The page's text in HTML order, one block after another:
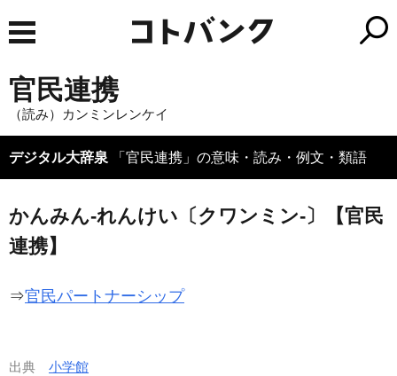
官民連携
（読み）カンミンレンケイ
デジタル大辞泉 「官民連携」の意味・読み・例文・類語
かんみん‐れんけい〔クワンミン‐〕【官民
連携】
⇒官民パートナーシップ
出典 小学館